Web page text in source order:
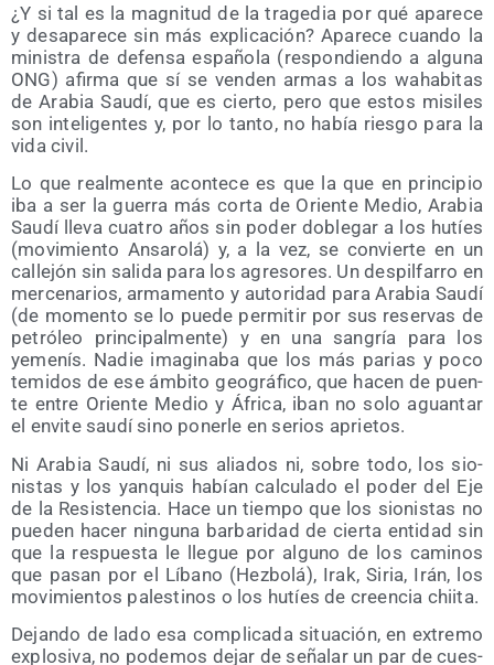
¿Y si tal es la mag­ni­tud de la tra­ge­dia por qué apa­re­ce
y des­apa­re­ce sin más expli­ca­ción? Apa­re­ce cuan­do la
minis­tra de defen­sa espa­ño­la (res­pon­dien­do a algu­na
ONG) afir­ma que sí se ven­den armas a los waha­bi­tas
de Ara­bia Sau­dí, que es cier­to, pero que estos misi­les
son inte­li­gen­tes y, por lo tan­to, no había ries­go para la
vida civil.
Lo que real­men­te acon­te­ce es que la que en prin­ci­pio
iba a ser la gue­rra más cor­ta de Orien­te Medio, Ara­bia
Sau­dí lle­va cua­tro años sin poder doble­gar a los hutíes
(movi­mien­to Ansa­ro­lá) y, a la vez, se con­vier­te en un
calle­jón sin sali­da para los agre­so­res. Un des­pil­fa­rro en
mer­ce­na­rios, arma­men­to y auto­ri­dad para Ara­bia Sau­dí
(de momen­to se lo pue­de per­mi­tir por sus reser­vas de
petró­leo prin­ci­pal­men­te) y en una san­gría para los
yeme­nís. Nadie ima­gi­na­ba que los más parias y poco
temi­dos de ese ámbi­to geo­grá­fi­co, que hacen de puen­
te entre Orien­te Medio y Áfri­ca, iban no solo aguan­tar
el envi­te sau­dí sino poner­le en serios aprietos.
Ni Ara­bia Sau­dí, ni sus alia­dos ni, sobre todo, los sio­
nis­tas y los yan­quis habían cal­cu­la­do el poder del Eje
de la Resis­ten­cia. Hace un tiem­po que los sio­nis­tas no
pue­den hacer nin­gu­na bar­ba­ri­dad de cier­ta enti­dad sin
que la res­pues­ta le lle­gue por alguno de los cami­nos
que pasan por el Líbano (Hez­bo­lá), Irak, Siria, Irán, los
movi­mien­tos pales­ti­nos o los hutíes de creen­cia chiita.
Dejan­do de lado esa com­pli­ca­da situa­ción, en extre­mo
explo­si­va, no pode­mos dejar de seña­lar un par de cues­